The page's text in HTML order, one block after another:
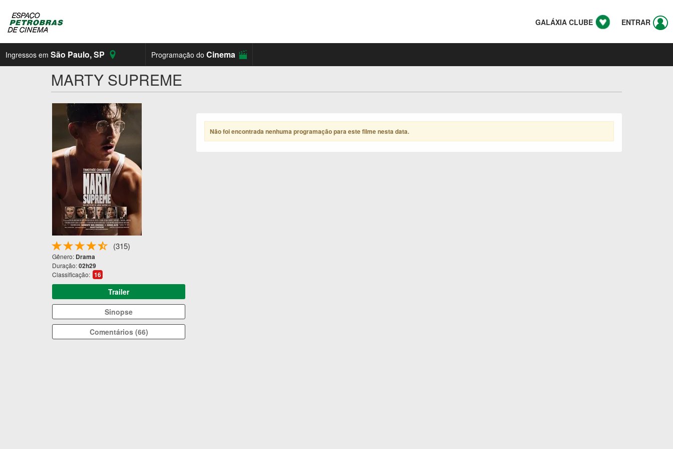
ENTRAR
GALÁXIA CLUBE
Ingressos em São Paulo,SP Programação do Cinema
MARTY SUPREME
(315)
Gênero: Drama
Duração:02h29
Classificação: 16
Trailer
Sinopse
Comentários (66)
Não foi encontrada nenhuma programação para este filme nesta data.